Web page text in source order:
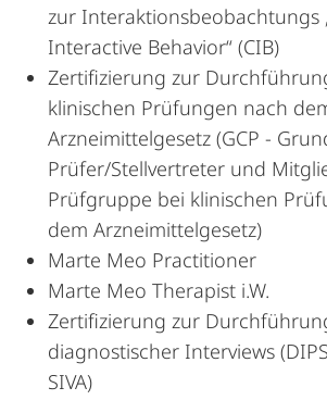
zur Interaktionsbeobachtungs
Interactive Behavior“ (CIB)
Zertifizierung zur
klinischen Prüfungen nach
Arzneimittelgesetz (GCP -
Prüfer/Stellvertreter und
Prüfgruppe bei klinischen
dem Arzneimittelgesetz)
Marte Meo Practitioner
Marte Meo Therapist i.W.
Zertifizierung zur
diagnostischer Interviews
SIVA)